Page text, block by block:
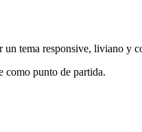
tema responsive, liviano y
como punto de partida.